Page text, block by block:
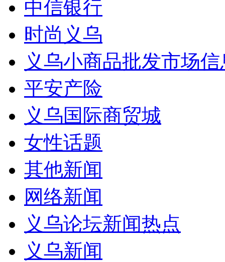
中信银行
时尚义乌
义乌小商品批发市场
平安产险
义乌国际商贸城
女性话题
其他新闻
网络新闻
义乌论坛新闻热点
义乌新闻